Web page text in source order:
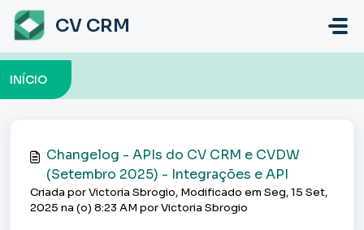
Ir para o conteúdo principal
CV CRM
INÍCIO
Changelog - APIs do CV CRM e CVDW
(Setembro 2025) - Integrações e API
Criada por Victoria Sbrogio, Modificado em Seg, 15 Set,
2025 na (o) 8:23 AM por Victoria Sbrogio